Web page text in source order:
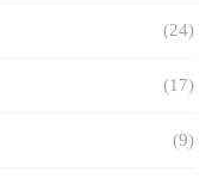
(24)
(17)
(9)